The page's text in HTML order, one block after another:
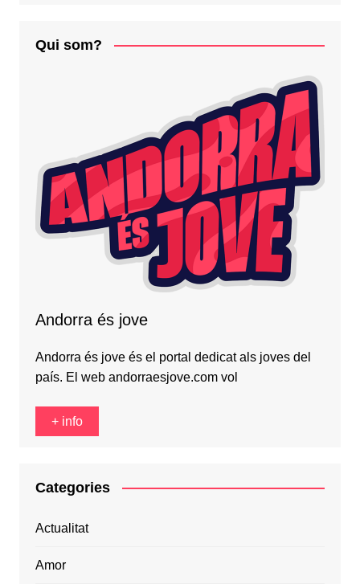
Qui som?
Andorra és jove
Andorra és jove és el portal dedicat als joves del
país. El web andorraesjove.com vol
+ info
Categories
Actualitat
Amor